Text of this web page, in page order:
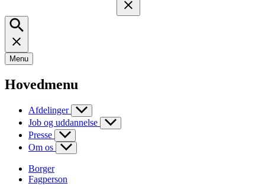
Menu
Hovedmenu
Afdelinger
Job og uddannelse
Presse
Om os
Borger
Fagperson